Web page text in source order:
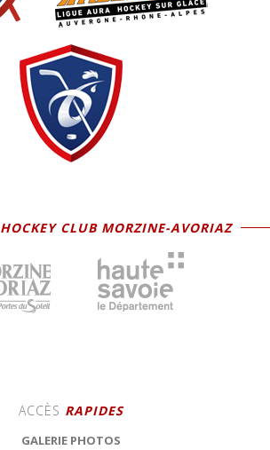
HOCKEY CLUB MORZINE-AVORIAZ
ACCÈS RAPIDES
GALERIE PHOTOS